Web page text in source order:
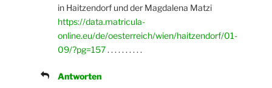
in Haitzendorf und der Magdalena Matzi
https://data.matricula-
online.eu/de/oesterreich/wien/haitzendorf/01-
09/?pg=157. . . . . . . . . .
Antworten